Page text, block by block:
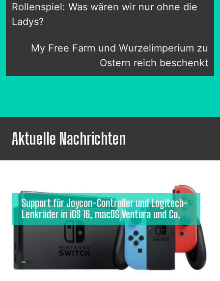
Rollenspiel: Was wären wir nur ohne die
Ladys?
My Free Farm und Wurzelimperium zu
Ostern reich beschenkt
Aktuelle Nachrichten
Support für Joycon-Controller und Logitech-
Lenkräder in iOS 16, macOS Ventura und Co.